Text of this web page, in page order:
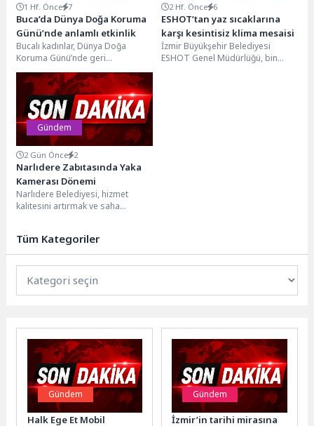
1 Hf. Önce 7
Buca’da Dünya Doğa Koruma
Günü’nde anlamlı etkinlik
Bucalı kadınlar, Dünya Doğa
Koruma Günü’nde geri
dönüştürülebilir malzemelerden
çevre dostu saksılar hazırlayarak
zeytin fidanlarını...
2 Hf. Önce 6
ESHOT’tan yaz sıcaklarına
karşı kesintisiz klima mesaisi
İzmir Büyükşehir Belediyesi
ESHOT Genel Müdürlüğü, bin
Gündem
2 Gün Önce 2
Narlıdere Zabıtasında Yaka
Kamerası Dönemi
Narlıdere Belediyesi, hizmet
kalitesini artırmak ve saha
Müdürlüğü bünyesinde yaka...
Tüm Kategoriler
Gündem
Halk Ege Et Mobil
Gündem
İzmir’in tarihi mirasına